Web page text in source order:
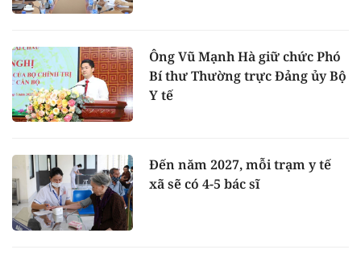
Ông Vũ Mạnh Hà giữ chức Phó
Bí thư Thường trực Đảng ủy Bộ
Y tế
Đến năm 2027, mỗi trạm y tế
xã sẽ có 4-5 bác sĩ